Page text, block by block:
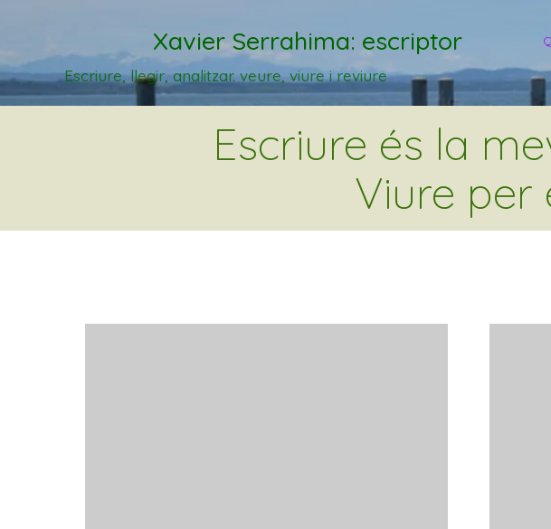
Xavier Serrahima: escriptor
Escriure, llegir, analitzar. veure, viure i reviure
Escriure és la
Viure per